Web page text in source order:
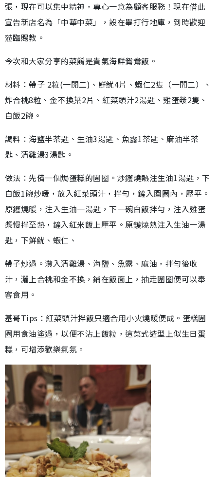
張，現在可以集中精神，專心一意為顧客服務！現在借此
宣告新店名為「中華中菜」，設在畢打行地庫，到時歡迎
蒞臨賜教。
今次和大家分享的菜餚是貴氣海鮮鴛鴦飯。
材料：帶子 2粒(一開二)、鮮魷4片、蝦仁2隻（一開二）、
炸合桃8粒、金不換葉2片、紅菜頭汁2湯匙、雞蛋漿2隻、
白飯2碗。
調料：海鹽半茶匙、生油3湯匙、魚露1茶匙、麻油半茶
匙、清雞湯3湯匙。
做法：先備一個焗蛋糕的圍圈。炒鑊燒熱注生油1湯匙，下
白飯1碗炒暖，放入紅菜頭汁，拌勻，鏟入圍圈內，壓平。
原鑊燒暖，注入生油一湯匙，下一碗白飯拌勻，注入雞蛋
漿慢拌至熱，鏟入紅米飯上壓平。原鑊燒熱注入生油一湯
匙，下鮮魷、蝦仁、
帶子炒過。灒入清雞湯、海鹽、魚露、麻油，拌勻後收
汁，灑上合桃和金不換，鋪在飯面上，抽走圍圈便可以奉
客食用。
基哥Tips：紅菜頭汁拌飯只適合用小火燒暖便成。蛋糕圍
圈用食油塗過，以便不沾上飯粒，這菜式造型上似生日蛋
糕，可增添歡樂氣氛。